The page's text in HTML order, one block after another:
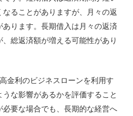
ることがありますが、月々の返
ります。長期借入は月々の返済
総返済額が増える可能性があり
金利のビジネスローンを利用す
な影響があるかを評価すること
要な場合でも、長期的な経営へ